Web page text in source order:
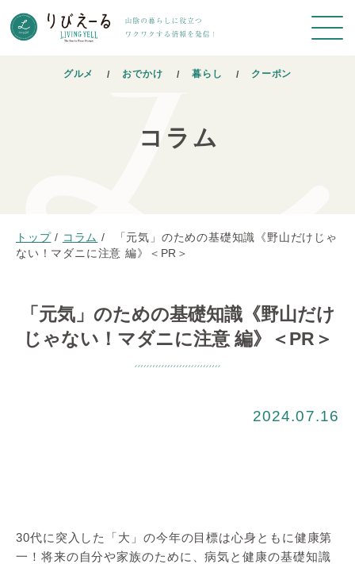
グルメ おでかけ 暮らし クーポン
コラム
トップ / コラム /
「元気」のための基礎知識《野山だけじゃ
ない！マダニに注意 編》＜PR＞
「元気」のための基礎知識《野山だけ
じゃない！マダニに注意 編》＜PR＞
2024.07.16
30代に突入した「大」の今年の目標は心身ともに健康第
一！将来の自分や家族のために、病気と健康の基礎知識